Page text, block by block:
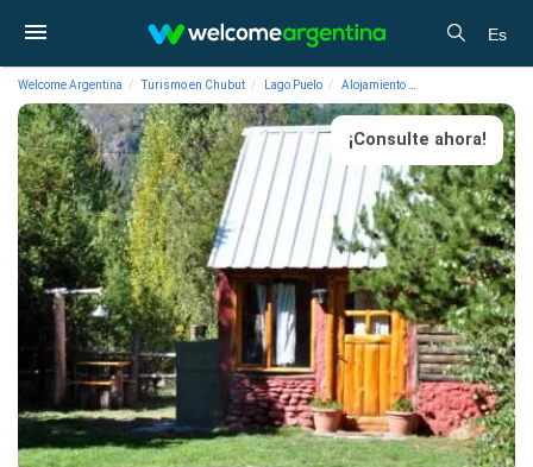
Es
Welcome Argentina Turismo en Chubut Lago Puelo Alojamiento
¡Consulte ahora!